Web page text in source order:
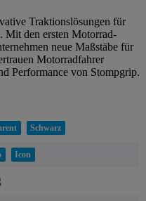
Traktionslösungen für
Mit den ersten Motorrad-
neue Maßstäbe für
Motorradfahrer
Performance von Stompgrip.
Schwarz
Icon